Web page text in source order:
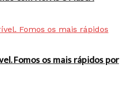
Fomos os mais rápidos por